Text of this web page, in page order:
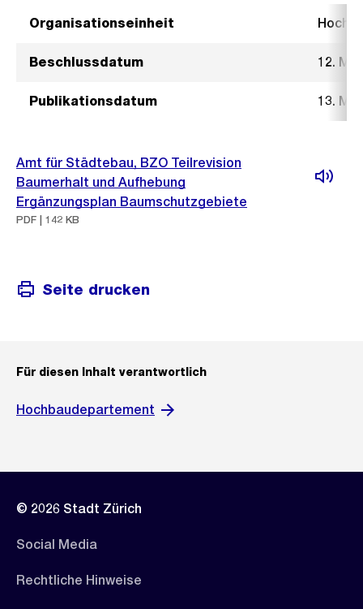
Organisationseinheit
Beschlussdatum 12.
Publikationsdatum 13.
Amt für Städtebau, BZO Teilrevision
Baumerhalt und Aufhebung
Ergänzungsplan Baumschutzgebiete
PDF | 142 KB
Seite drucken
Für diesen Inhalt verantwortlich
Hochbaudepartement
© 2026 Stadt Zürich
Social Media
Rechtliche Hinweise